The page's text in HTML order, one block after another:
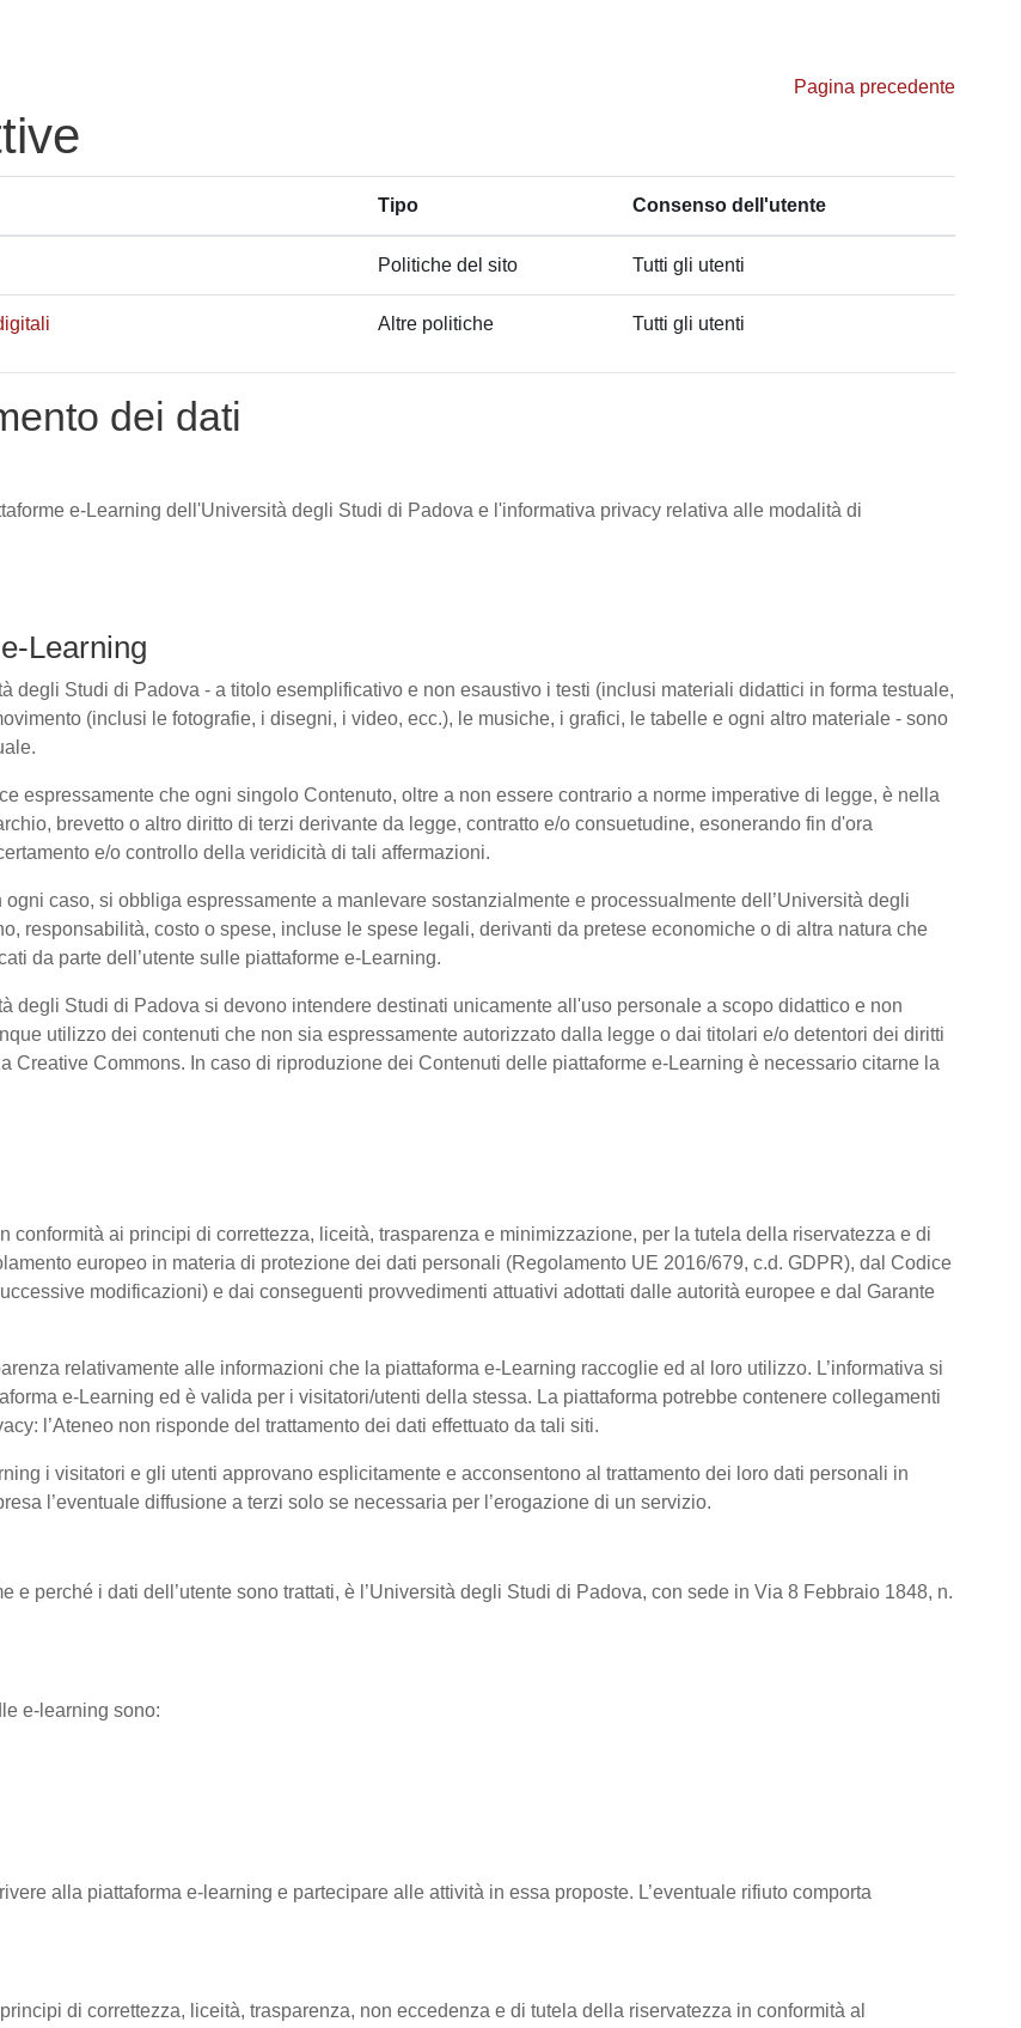
Pagina precedente
Tipo Consenso dell'utente
Politiche del sito Tutti gli utenti
Altre politiche Tutti gli utenti
dei dati
e-Learning dell'Università degli Studi di Padova e l'informativa privacy relativa alle modalità di
Learning
degli Studi di Padova - a titolo esemplificativo e non esaustivo i testi (inclusi materiali didattici in forma testuale,
(inclusi le fotografie, i disegni, i video, ecc.), le musiche, i grafici, le tabelle e ogni altro materiale - sono
espressamente che ogni singolo Contenuto, oltre a non essere contrario a norme imperative di legge, è nella
brevetto o altro diritto di terzi derivante da legge, contratto e/o consuetudine, esonerando fin d'ora
e/o controllo della veridicità di tali affermazioni.
caso, si obbliga espressamente a manlevare sostanzialmente e processualmente dell’Università degli
responsabilità, costo o spese, incluse le spese legali, derivanti da pretese economiche o di altra natura che
da parte dell’utente sulle piattaforme e-Learning.
degli Studi di Padova si devono intendere destinati unicamente all'uso personale a scopo didattico e non
utilizzo dei contenuti che non sia espressamente autorizzato dalla legge o dai titolari e/o detentori dei diritti
Creative Commons. In caso di riproduzione dei Contenuti delle piattaforme e-Learning è necessario citarne la
conformità ai principi di correttezza, liceità, trasparenza e minimizzazione, per la tutela della riservatezza e di
europeo in materia di protezione dei dati personali (Regolamento UE 2016/679, c.d. GDPR), dal Codice
modificazioni) e dai conseguenti provvedimenti attuativi adottati dalle autorità europee e dal Garante
relativamente alle informazioni che la piattaforma e-Learning raccoglie ed al loro utilizzo. L’informativa si
e-Learning ed è valida per i visitatori/utenti della stessa. La piattaforma potrebbe contenere collegamenti
l’Ateneo non risponde del trattamento dei dati effettuato da tali siti.
i visitatori e gli utenti approvano esplicitamente e acconsentono al trattamento dei loro dati personali in
l’eventuale diffusione a terzi solo se necessaria per l’erogazione di un servizio.
e perché i dati dell’utente sono trattati, è l’Università degli Studi di Padova, con sede in Via 8 Febbraio 1848, n.
e-learning sono:
alla piattaforma e-learning e partecipare alle attività in essa proposte. L’eventuale rifiuto comporta
di correttezza, liceità, trasparenza, non eccedenza e di tutela della riservatezza in conformità al